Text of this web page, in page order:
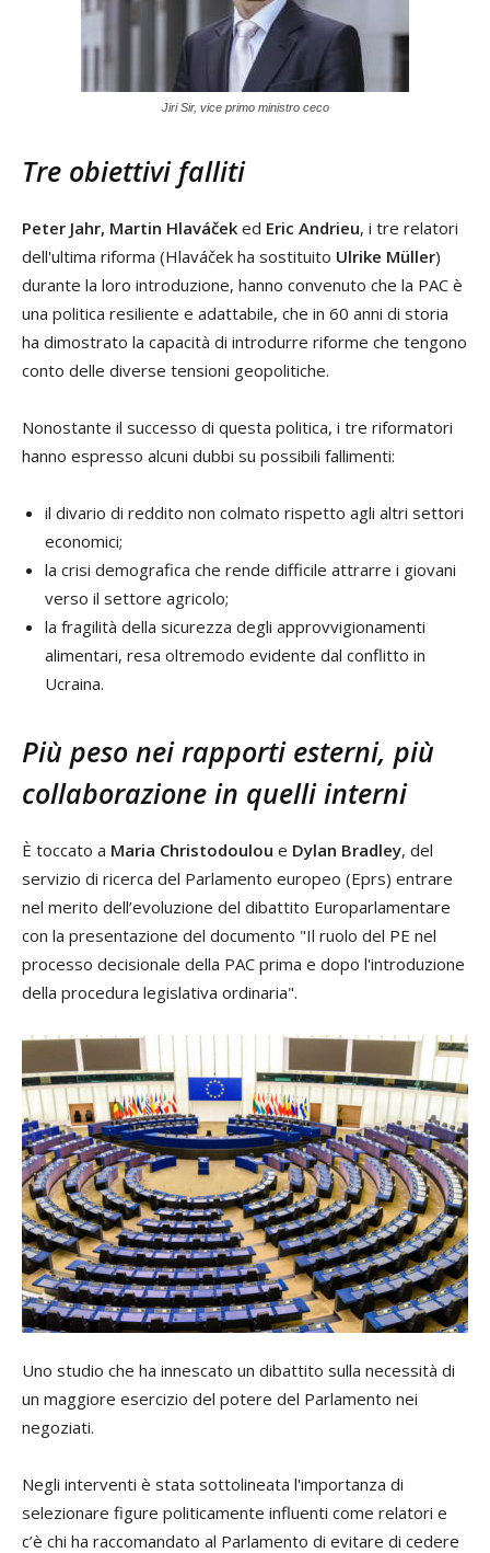
Jiri Sir, vice primo ministro ceco
Tre obiettivi falliti
Peter Jahr, Martin Hlaváček ed Eric Andrieu, i tre relatori
dell'ultima riforma (Hlaváček ha sostituito Ulrike Müller)
durante la loro introduzione, hanno convenuto che la PAC è
una politica resiliente e adattabile, che in 60 anni di storia
ha dimostrato la capacità di introdurre riforme che tengono
conto delle diverse tensioni geopolitiche.
Nonostante il successo di questa politica, i tre riformatori
hanno espresso alcuni dubbi su possibili fallimenti:
il divario di reddito non colmato rispetto agli altri settori
economici;
la crisi demografica che rende difficile attrarre i giovani
verso il settore agricolo;
la fragilità della sicurezza degli approvvigionamenti
alimentari, resa oltremodo evidente dal conflitto in
Ucraina.
Più peso nei rapporti esterni, più
collaborazione in quelli interni
È toccato a Maria Christodoulou e Dylan Bradley, del
servizio di ricerca del Parlamento europeo (Eprs) entrare
nel merito dell’evoluzione del dibattito Europarlamentare
con la presentazione del documento "Il ruolo del PE nel
processo decisionale della PAC prima e dopo l'introduzione
della procedura legislativa ordinaria".
Uno studio che ha innescato un dibattito sulla necessità di
un maggiore esercizio del potere del Parlamento nei
negoziati.
Negli interventi è stata sottolineata l'importanza di
selezionare figure politicamente influenti come relatori e
c’è chi ha raccomandato al Parlamento di evitare di cedere